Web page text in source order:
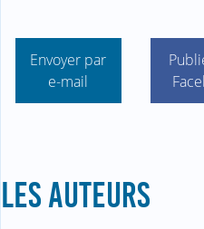
Envoyer par
e-mail
LES AUTEURS